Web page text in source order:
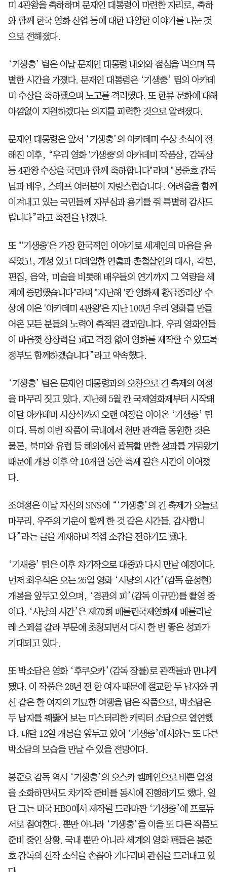
미 4관왕을 축하하며 문재인 대통령이 마련한 자리로, 축하
와 함께 한국 영화 산업 등에 대한 다양한 이야기를 나눈 것
으로 전해졌다.
‘기생충’ 팀은 이날 문재인 대통령 내외와 점심을 먹으며 특
별한 시간을 가졌다. 문재인 대통령은 ‘기생충’ 팀의 아카데
미 수상을 축하했으며 노고를 격려했다. 또 한류 문화에 대해
아낌없이 지원하겠다는 의지를 피력한 것으로 알려졌다.
문재인 대통령은 앞서 ‘기생충’의 아카데미 수상 소식이 전
해진 이후, “우리 영화 '기생충'의 아카데미 작품상, 감독상
등 4관왕 수상을 국민과 함께 축하합니다"라며 "봉준호 감독
님과 배우, 스태프 여러분이 자랑스럽습니다. 어려움을 함께
이겨내고 있는 국민들께 자부심과 용기를 줘 특별히 감사드
립니다”라고 축전을 남겼다.
또 "'기생충'은 가장 한국적인 이야기로 세계인의 마음을 움
직였고, 개성 있고 디테일한 연출과 촌철살인의 대사, 각본,
편집, 음악, 미술을 비롯해 배우들의 연기까지 그 역량을 세
계에 증명했습니다"라며 "지난해 '칸 영화제 황금종려상' 수
상에 이은 '아카데미 4관왕'은 지난 100년 우리 영화를 만들
어온 모든 분들의 노력이 축적된 결과입니다. 우리 영화인들
이 마음껏 상상력을 펴고 걱정 없이 영화를 제작할 수 있도록
정부도 함께하겠습니다”라고 약속했다.
‘기생충’ 팀은 문재인 대통령과의 오찬으로 긴 축제의 여정
을 마무리 짓고 있다. 지난해 5월 칸 국제영화제부터 시작돼
이달 아카데미 시상식까지 오랜 여정을 이어온 ‘기생충’ 팀
이다. 특히 이번 작품이 국내에서 천만 관객을 동원한 것은
물론, 북미와 유럽 등 해외에서 괄목할 만한 성과를 거둬왔기
때문에 개봉 이후 약 10개월 동안 축제 같은 시간이 이어졌
다.
조여정은 이날 자신의 SNS에 “‘기생충’의 긴 축제가 오늘로
마무리. 우주의 기운이 함께 한 것 같은 시간들. 감사합니
다”라는 글을 게재하며 직접 소감을 전하기도 했다.
‘기새충’ 팀은 이후 차기작으로 대중과 다시 만날 예정이다.
먼저 최우식은 오는 26일 영화 ‘사냥의 시간’(감독 윤성현)
개봉을 앞두고 있으며, ‘경관의 피’(감독 이규만)를 촬영 중
이다. ‘사냥의 시간’은 제70회 베를린국제영화제 베를리날
레 스페셜 갈라 부문에 초청되면서 다시 한 번 좋은 성과가
기대되고 있다.
또 박소담은 영화 ‘후쿠오카’(감독 장률)로 관객들과 만나게
됐다. 이 작품은 28년 전 한 여자 때문에 절교한 두 남자와 귀
신 같은 한 여자의 기묘한 여행을 담은 작품으로, 박소담은
두 남자를 꿰뚫어 보는 미스터리한 캐릭터 소담으로 열연했
다. 내달 12일 개봉을 앞두고 있어 ‘기생충’에서와는 또 다른
박소담의 모습을 만날 수 있을 전망이다.
봉준호 감독 역시 ‘기생충’의 오스카 캠페인으로 바쁜 일정
을 소화하면서도 차기작 준비를 동시에 진행하기도 했다. 일
단 그는 미국 HBO에서 제작될 드라마판 ‘기생충’에 프로듀
서로 참여한다. 뿐만 아니라 ‘기생충’을 이을 또 다른 작품도
준비 중인 상황. 국내 뿐만 아니라 세계의 영화 팬들은 봉준
호 감독의 신작 소식을 손꼽아 기다리며 관심을 드러내고 있